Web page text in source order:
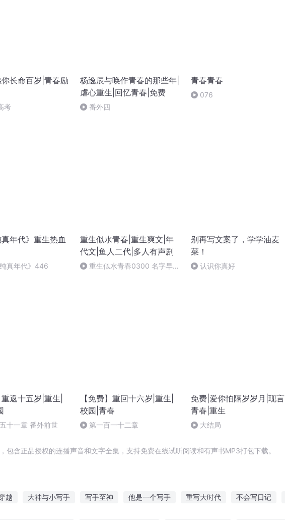
长命百岁|青春励
考
杨逸辰与唤作青春的那些年|
虐心重生|回忆青春|免费
番外四
青春青春
076
真年代》重生热血
纯真年代》446
重生似水青春|重生爽文|年
代文|鱼人二代|多人有声剧
重生似水青春0300 名字早想
别再写文案了，学学油麦
菜！
认识你真好
重返十五岁|重生|
十一章 番外前世
【免费】重回十六岁|重生|
校园|青春
第一百一十二章
免费|爱你怕隔岁岁月|现言|
青春|重生
大结局
包含正品授权的连播声音和文字全集，支持免费在线试听阅读和有声书MP3打包下载。
越 大神与小写手 写手至神 他是一个写手 重写大时代 不会写日记